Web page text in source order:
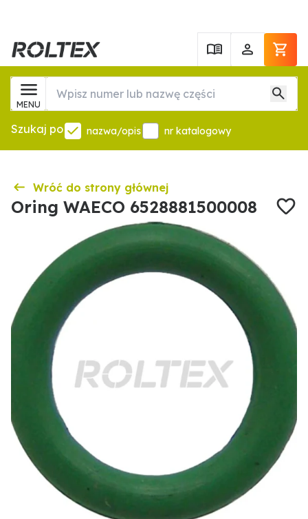
MENU
Szukaj po nazwa/opis nr katalogowy
Wróć do strony głównej
Oring WAECO 6528881500008